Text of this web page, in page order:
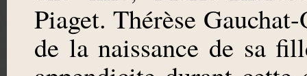
Piaget. Thérèse
de la naissance de sa